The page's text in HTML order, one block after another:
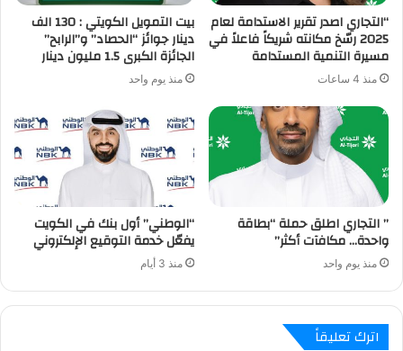
“التجاري اصدر تقرير الاستدامة لعام
2025 رسّخ مكانته شريكاً فاعلاً في
مسيرة التنمية المستدامة
منذ 4 ساعات
بيت التمويل الكويتي : 130 الف
دينار جوائز “الحصاد” و”الرابح”
الجائزة الكبرى 1.5 مليون دينار
منذ يوم واحد
” التجاري اطلق حملة “بطاقة
واحدة… مكافآت أكثر”
منذ يوم واحد
“الوطني” أول بنك في الكويت
يفعّل خدمة التوقيع الإلكتروني
منذ 3 أيام
اترك تعليقاً